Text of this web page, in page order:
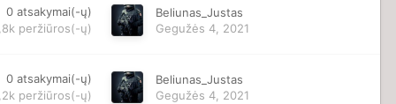
0 atsakymai(-ų)
peržiūros(-ų)
Beliunas_Justas
Gegužės 4, 2021
0 atsakymai(-ų)
peržiūros(-ų)
Beliunas_Justas
Gegužės 4, 2021